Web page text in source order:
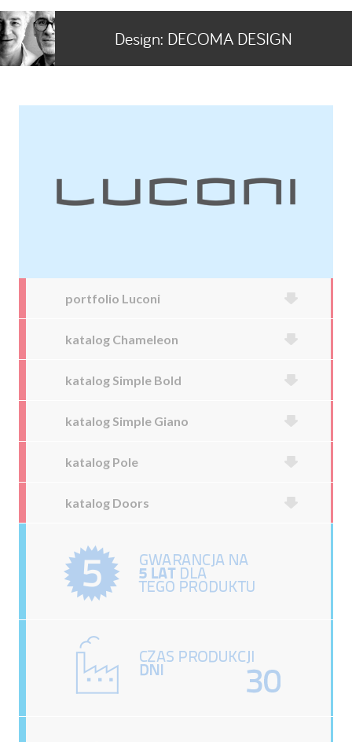
Design: DECOMA DESIGN
portfolio Luconi
katalog Chameleon
katalog Simple Bold
katalog Simple Giano
katalog Pole
katalog Doors